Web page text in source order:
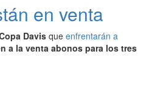
en venta
Davis que enfrentarán a
a la venta abonos para los tres